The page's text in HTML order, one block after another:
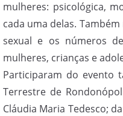
mulheres: psicológica,
cada uma delas.
sexual e os números
mulheres, crianças e
Participaram do evento
Terrestre de
Cláudia Maria Tedesco;